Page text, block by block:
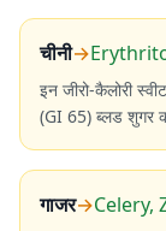
चीनी→
इन जीरो-कैलोरी
(GI 65) ब्लड शुगर
गाजर→Celery,